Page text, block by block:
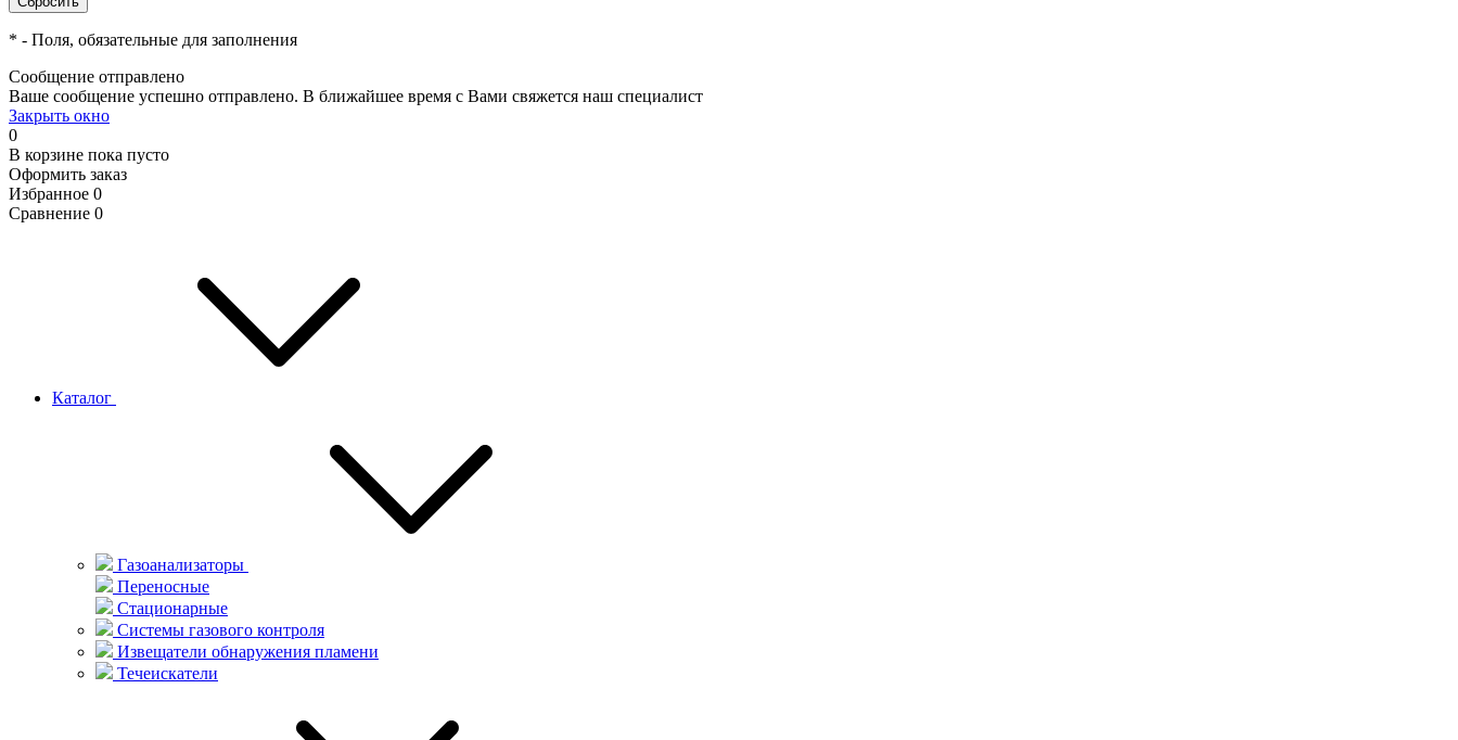
* - Поля, обязательные для заполнения
Сообщение отправлено
Ваше сообщение успешно отправлено. В ближайшее время с Вами свяжется наш специалист
Закрыть окно
0
В корзине пока пусто
Оформить заказ
Избранное 0
Сравнение 0
Каталог
Газоанализаторы
Переносные
Стационарные
Системы газового контроля
Извещатели обнаружения пламени
Течеискатели